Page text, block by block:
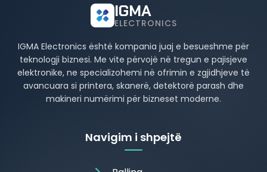
IGMA
ELECTRONICS
IGMA Electronics është kompania juaj e besueshme për
teknologji biznesi. Me vite përvojë në tregun e pajisjeve
elektronike, ne specializohemi në ofrimin e zgjidhjeve të
avancuara si printera, skanerë, detektorë parash dhe
makineri numërimi për bizneset moderne.
Navigim i shpejtë